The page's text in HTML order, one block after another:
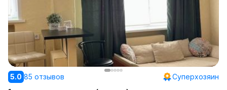
5.0 85 отзывов
Суперхозяин